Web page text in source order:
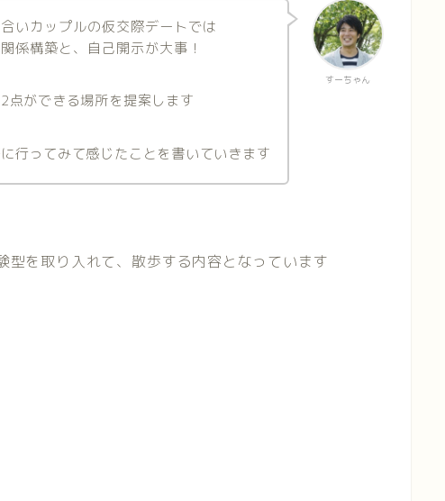
すーちゃん
いカップルの仮交際デートでは
係構築と、自己開示が大事！
点ができる場所を提案します
行ってみて感じたことを書いていきます
型を取り入れて、散歩する内容となっています